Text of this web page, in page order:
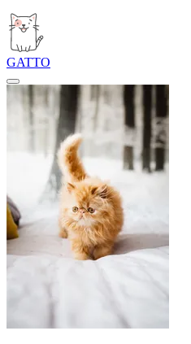
GATTO